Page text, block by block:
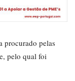
procurado pelas
pelo qual foi